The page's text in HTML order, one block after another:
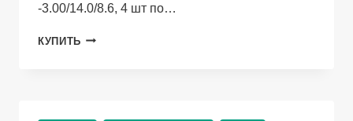
-3.00/14.0/8.6, 4 шт по…
КУПИТЬ КОНТАКТНЫЕ